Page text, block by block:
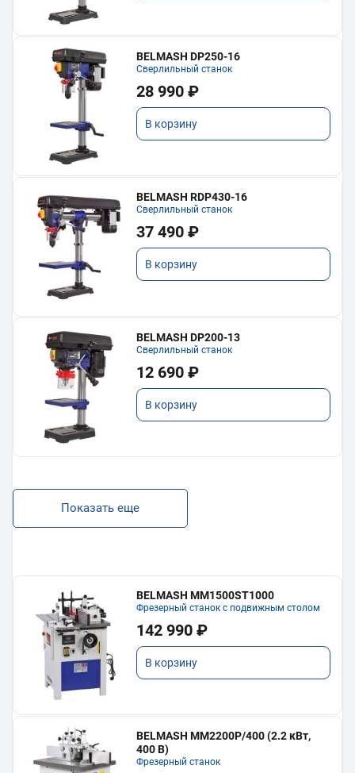
BELMASH DP250-16
Сверлильный станок
28 990 ₽
В корзину
BELMASH RDP430-16
Сверлильный станок
37 490 ₽
В корзину
BELMASH DP200-13
Сверлильный станок
12 690 ₽
В корзину
Показать еще
BELMASH MM1500ST1000
Фрезерный станок с подвижным столом
142 990 ₽
В корзину
BELMASH MM2200P/400 (2.2 кВт,
400 В)
Фрезерный станок